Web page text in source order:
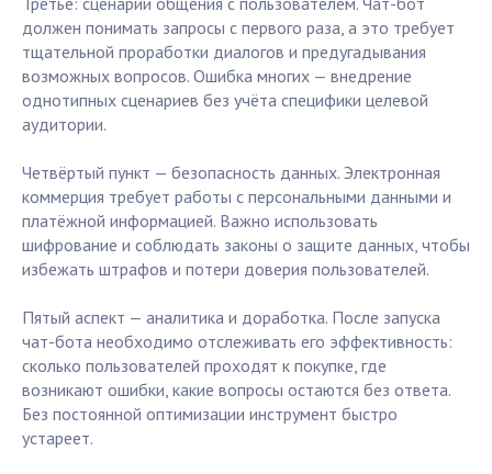
должен понимать запросы с первого раза, а это требует
тщательной проработки диалогов и предугадывания
возможных вопросов. Ошибка многих — внедрение
однотипных сценариев без учёта специфики целевой
аудитории.
Четвёртый пункт — безопасность данных. Электронная
коммерция требует работы с персональными данными и
платёжной информацией. Важно использовать
шифрование и соблюдать законы о защите данных, чтобы
избежать штрафов и потери доверия пользователей.
Пятый аспект — аналитика и доработка. После запуска
чат-бота необходимо отслеживать его эффективность:
сколько пользователей проходят к покупке, где
возникают ошибки, какие вопросы остаются без ответа.
Без постоянной оптимизации инструмент быстро
устареет.